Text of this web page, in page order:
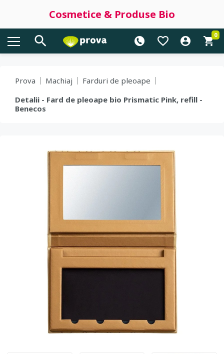
Cosmetice & Produse Bio
0
Prova Machiaj
Farduri de pleoape
Detalii - Fard de pleoape bio Prismatic Pink, refill -
Benecos